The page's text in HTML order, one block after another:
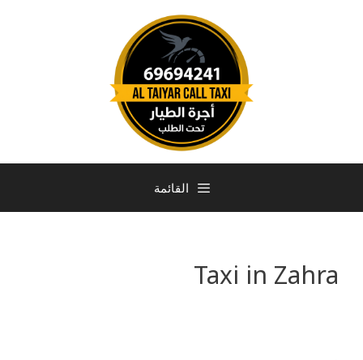
القائمة
Taxi in Zahra